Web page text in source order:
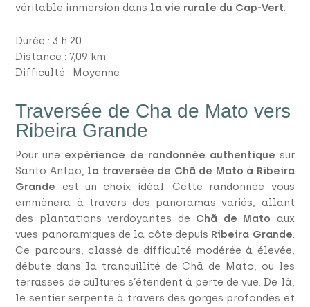
véritable immersion dans la vie rurale du Cap-Vert.
Durée : 3 h 20
Distance : 7,09 km
Difficulté : Moyenne
Traversée de Cha de Mato vers
Ribeira Grande
Pour une expérience de randonnée authentique sur
Santo Antao, la traversée de Chã de Mato à Ribeira
Grande est un choix idéal. Cette randonnée vous
emmènera à travers des panoramas variés, allant
des plantations verdoyantes de Chã de Mato aux
vues panoramiques de la côte depuis Ribeira Grande.
Ce parcours, classé de difficulté modérée à élevée,
débute dans la tranquillité de Chã de Mato, où les
terrasses de cultures s’étendent à perte de vue. De là,
le sentier serpente à travers des gorges profondes et